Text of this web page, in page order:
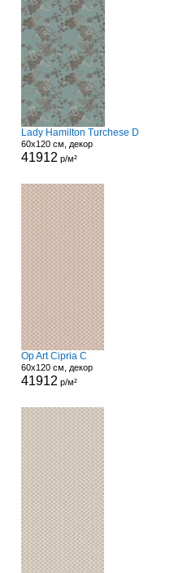
Lady Hamilton Turchese D
60x120 см, декор
41912 р/м²
Op Art Cipria C
60x120 см, декор
41912 р/м²